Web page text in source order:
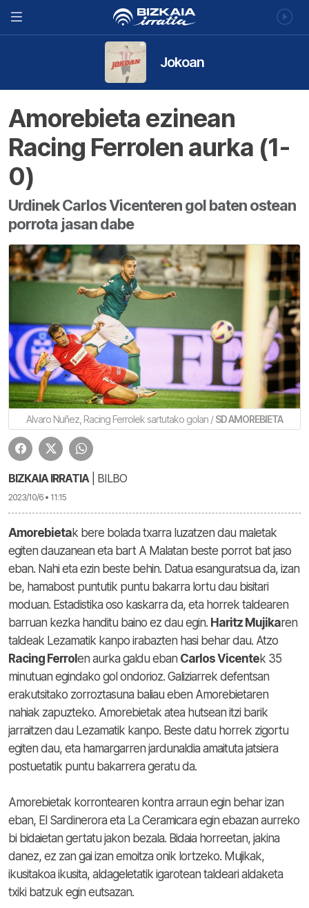
Jokoan
Amorebieta ezinean
Racing Ferrolen aurka (1-
0)
Urdinek Carlos Vicenteren gol baten ostean
porrota jasan dabe
Alvaro Nuñez, Racing Ferrolek sartutako golan /SD AMOREBIETA
BIZKAIA IRRATIA| BILBO
2023/10/6 • 11:15
Amorebietak bere bolada txarra luzatzen dau maletak
egiten dauzanean eta bart A Malatan beste porrot bat jaso
eban. Nahi eta ezin beste behin. Datua esanguratsua da, izan
be, hamabost puntutik puntu bakarra lortu dau bisitari
moduan. Estadistika oso kaskarra da, eta horrek taldearen
barruan kezka handitu baino ez dau egin. Haritz Mujikaren
taldeak Lezamatik kanpo irabazten hasi behar dau. Atzo
Racing Ferrol en aurka galdu eban Carlos Vicentek 35
minutuan egindako gol ondorioz. Galiziarrek defentsan
erakutsitako zorroztasuna baliau eben Amorebietaren
nahiak zapuzteko. Amorebietak atea hutsean itzi barik
jarraitzen dau Lezamatik kanpo. Beste datu horrek zigortu
egiten dau, eta hamargarren jardunaldia amaituta jatsiera
postuetatik puntu bakarrera geratu da.
Amorebietak korrontearen kontra arraun egin behar izan
eban, El Sardinerora eta La Ceramicara egin ebazan aurreko
bi bidaietan gertatu jakon bezala. Bidaia horreetan, jakina
danez, ez zan gai izan emoitza onik lortzeko. Mujikak,
ikusitakoa ikusita, aldageletatik igarotean taldeari aldaketa
txiki batzuk egin eutsazan.